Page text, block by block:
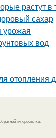
растут в
сахар
урожая
вод
отопления
гиперссылки.